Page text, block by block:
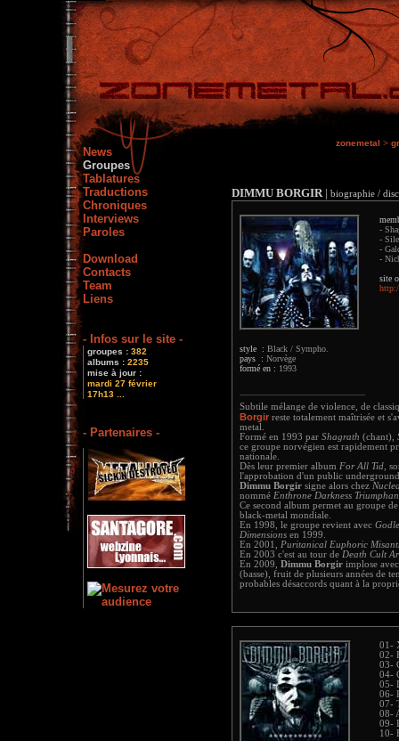
News
Groupes
Tablatures
Traductions
Chroniques
Interviews
Paroles
Download
Contacts
Team
Liens
- Infos sur le site -
groupes : 382
albums : 2235
mise à jour :
mardi 27 février
17h13 ...
- Partenaires -
zonemetal >
DIMMU BORGIR| biographie /
style : Black / Sympho.
pays : Norvège
formé en : 1993
-
-
-
-
site
Subtile mélange de violence, de
Borgir reste totalement maîtrisée et
metal.
Formé en 1993 par Shagrath (chant),
ce groupe norvégien est rapidement
nationale.
Dès leur premier album For All Tid ,
l'approbation d'un public
Dimmu Borgir signe alors chez
nommé Enthrone Darkness
Ce second album permet au groupe
black-metal mondiale.
En 1998, le groupe revient avec
Dimensions en 1999.
En 2001, Puritanical Euphoric
En 2003 c'est au tour de Death Cult
En 2009, Dimmu Borgir implose
(basse), fruit de plusieurs années de
probables désaccords quant à la
01-
02-
03-
04-
05-
06-
07-
08-
09-
10-